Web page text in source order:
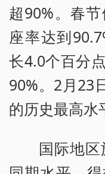
超90%。春
座率达到
长4.0个百分
90%。2月23
的历史最高水
国际地